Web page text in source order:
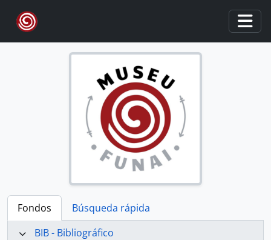
Skip to main content
Fondos
Búsqueda rápida
BIB - Bibliográfico